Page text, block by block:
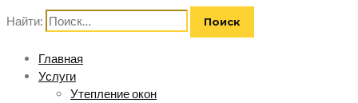
Найти:
Главная
Услуги
Утепление окон